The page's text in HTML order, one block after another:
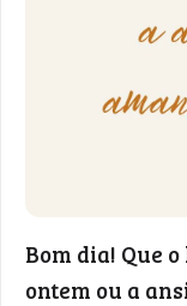
Bom dia! Que
ontem ou a